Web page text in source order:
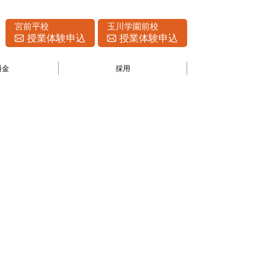
宮前平校
授業体験申込
玉川学園前校
授業体験申込
金 採用